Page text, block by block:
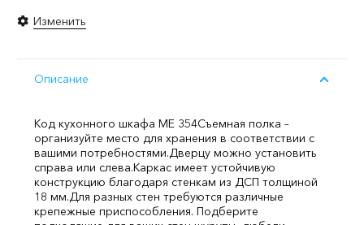
Изменить
Описание
Код кухонного шкафа ME 354Съемная полка –
организуйте место для хранения в соответствии с
вашими потребностями.Дверцу можно установить
справа или слева.Каркас имеет устойчивую
конструкцию благодаря стенкам из ДСП толщиной
18 мм.Для разных стен требуются различные
крепежные приспособления. Подберите